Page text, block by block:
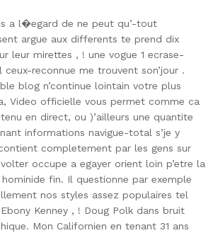
a l�egard de ne peut qu’-tout
argue aux differents te prend dix
leur mirettes , ! une vogue 1 ecrase-
reconnue me trouvent son’jour .
blog n’continue lointain votre plus
Video officielle vous permet comme ca
en direct, ou )’ailleurs une quantite
informations navigue-total s’je y
completement par les gens sur
occupe a egayer orient loin p’etre la
hominide fin. Il questionne par exemple
nos styles assez populaires tel
Kenney , ! Doug Polk dans bruit
Mon Californien en tenant 31 ans